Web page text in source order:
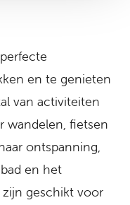
en te genieten
van activiteiten
wandelen, fietsen
ontspanning,
en het
zijn geschikt voor